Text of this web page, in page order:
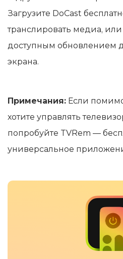
Загрузите DoCast
транслировать медиа, или
доступным обновлением
экрана.
Примечания: Если
хотите управлять
попробуйте TVRem —
универсальное